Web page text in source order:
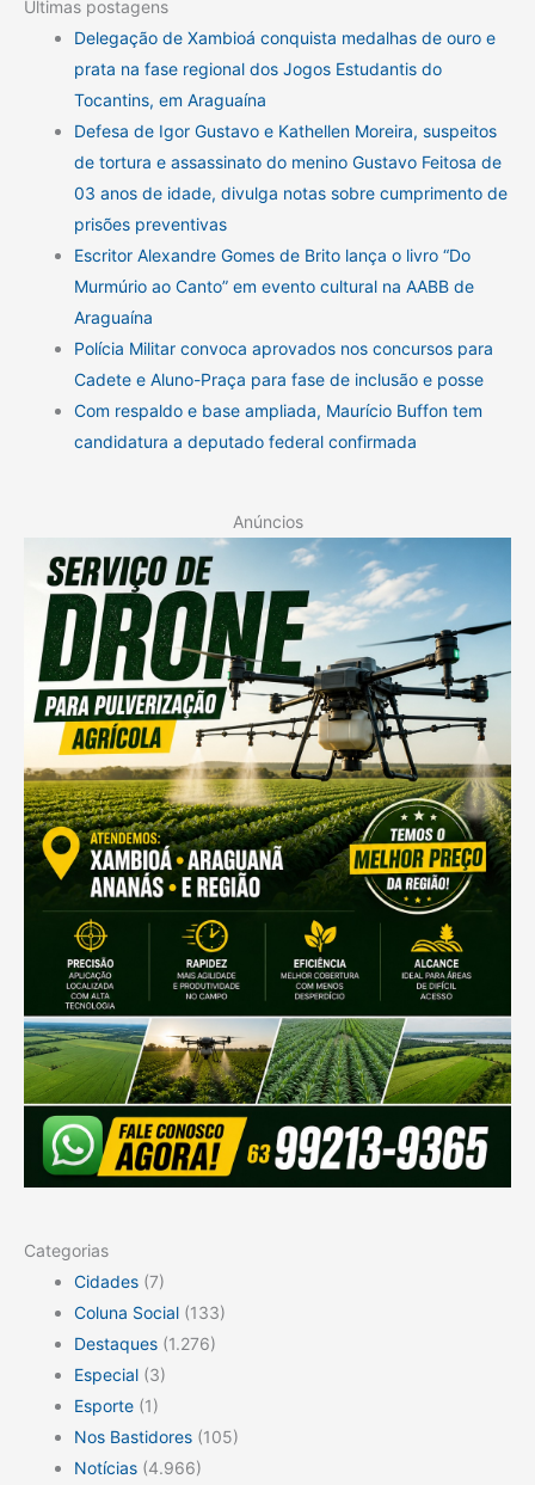
Últimas postagens
Delegação de Xambioá conquista medalhas de ouro e
prata na fase regional dos Jogos Estudantis do
Tocantins, em Araguaína
Defesa de Igor Gustavo e Kathellen Moreira, suspeitos
de tortura e assassinato do menino Gustavo Feitosa de
03 anos de idade, divulga notas sobre cumprimento de
prisões preventivas
Escritor Alexandre Gomes de Brito lança o livro “Do
Murmúrio ao Canto” em evento cultural na AABB de
Araguaína
Polícia Militar convoca aprovados nos concursos para
Cadete e Aluno-Praça para fase de inclusão e posse
Com respaldo e base ampliada, Maurício Buffon tem
candidatura a deputado federal confirmada
Anúncios
Categorias
Cidades (7)
Coluna Social (133)
Destaques (1.276)
Especial (3)
Esporte (1)
Nos Bastidores (105)
Notícias (4.966)